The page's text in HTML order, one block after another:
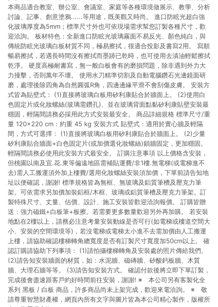
本商品適合教室、辦公室、會議室、家庭等各種環境做展示、教學、分析
討論、記事、創意塗鴉......等用途，既美觀又時尚。 進口防眩光超白強
化玻璃厚度為5mm；標準尺寸外也可依現場需求幫您訂製各種尺寸，歡
迎洽詢。 板材特色：全新進口防眩光玻璃霧面不易反光、顏色純白，與
傳統防眩光玻璃白板材質不同，極易擦拭，很適合投影及書寫2用。 寫順
暢易擦拭，若遇長時間沒有擦拭而墨跡已乾時，也可使用去漬油輕鬆擦拭
乾淨。 硬度高極耐書寫，無一般白板會有的磨損問題，除非遇到外力大
力撞擊，否則萬年不壞。 使用水刀精準切割及自動電腦鑽石光邊鏡面研
磨，處理後除四角為自然圓弧R角，四邊邊緣平滑不會刮傷皮膚。 安裝方
式皆為貼壁式： (1)直接將玻璃白板用矽利康貼合於牆面上。 (2)使用白
色固定片或化妝螺絲(玻璃需鑽孔)、並在玻璃背面點黏矽利康貼壁安裝最
穩固，輕隔間請務必採用此方式安裝最安全。 商品詳細規格 標準尺寸/重
量 120×220 cm：約重 45 kg 安裝方式 貼壁式：適用於實心牆及輕隔
間，方式可選擇： (1)直接將玻璃白板用矽利康貼合於牆面上。 (2)少量
矽利康貼合牆面+白色固定片(或加價選化妝螺絲)鎖牆固定，更加穩固。
輕隔間請務必使用此安裝方式最安全。 訂購注意事項 以上價格含安裝，
但桃園以南及宜.花.東等偏遠地區需補貼運費/非1樓.無電梯(或電梯進不
去)需人工搬運須外加上樓費/選用化妝螺絲安裝須加價，下單前請告知地
址以便確認，謝謝! 標準規格皆為無框、無玻璃及鋁質筆槽及壓克力筆
架。可依需求另加價加裝鋁框/木框、玻璃或鋁質筆槽及壓克力筆架。訂
製特殊尺寸、丈量、估價、設計、施工安裝皆歡迎洽詢報價。 訂購皆贈
送：強力磁鐵+白板筆+板擦。若需要更多數量歡迎另外再加購。 若安裝
地點在2樓以上，請務必注意考量安裝動線是否可行(如電梯或樓道空間大
小、安裝的空間環境等)，若沒電梯或電梯太小進不去需加價由人工搬運
上樓，請協助確認樓梯轉角總寬度是否有訂製尺寸寬度加50cm以上。 確
認訂購請協助下列事項： (1)請拍攝樓梯轉角及安裝處的照片傳給我們。
(2)請告知安裝牆面的材質，如：水泥牆、磁磚牆、矽酸鈣板牆、木質
牆、大理石牆等等。 (3)請告知安裝方式。 確認付款後將立即下單訂製，
完成後會盡速跟客戶約好時間前往安裝，謝謝! ※ 本公司另有客製化全
系列 黑板 / 白板 商品，許多商品尚未上架完成，歡迎來電洽詢。 ※ 敬
請尊重智慧財產權，網頁內所有文字與圖片皆為本公司精心製作，版權所